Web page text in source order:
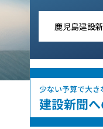
鹿児島建設